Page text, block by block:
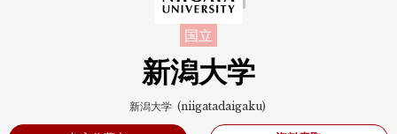
国立
新潟大学
新潟大学 (niigatadaigaku)